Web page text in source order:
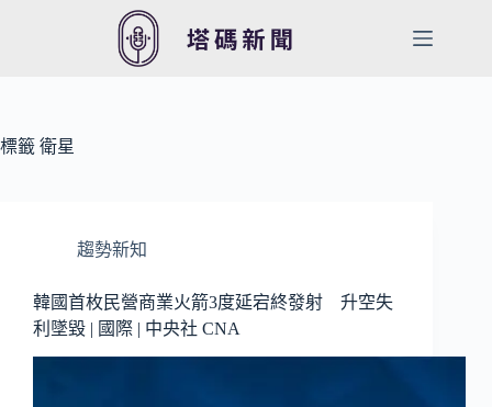
容
標籤 衛星
趨勢新知
韓國首枚民營商業火箭3度延宕終發射 升空失
利墜毀 | 國際 | 中央社 CNA